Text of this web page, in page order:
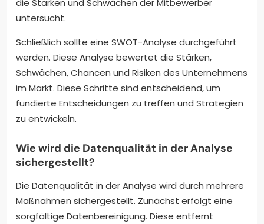
die Stärken und Schwächen der Mitbewerber
untersucht.
Schließlich sollte eine SWOT-Analyse durchgeführt
werden. Diese Analyse bewertet die Stärken,
Schwächen, Chancen und Risiken des Unternehmens
im Markt. Diese Schritte sind entscheidend, um
fundierte Entscheidungen zu treffen und Strategien
zu entwickeln.
Wie wird die Datenqualität in der Analyse
sichergestellt?
Die Datenqualität in der Analyse wird durch mehrere
Maßnahmen sichergestellt. Zunächst erfolgt eine
sorgfältige Datenbereinigung. Diese entfernt